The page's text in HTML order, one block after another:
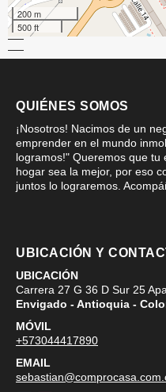
200 m
500 ft
QUIÉNES SOMOS
¡Nosotros! Nacimos de un
emprender en el mundo
logramos!" Queremos que tu
hogar sea la mejor, por eso
juntos lo lograremos.
UBICACIÓN Y
UBICACIÓN
Carrera 27 G 36 D Sur 25
Envigado - Antioquia -
MÓVIL
+573044417890
EMAIL